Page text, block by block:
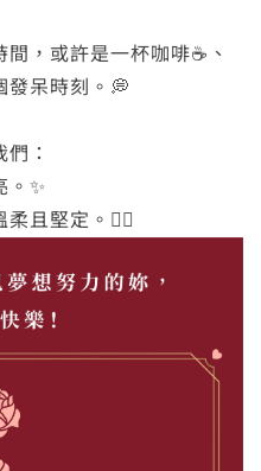
，或許是一杯咖啡☕、
發呆時刻。💭
：
。✨
且堅定。❤️‍🔥